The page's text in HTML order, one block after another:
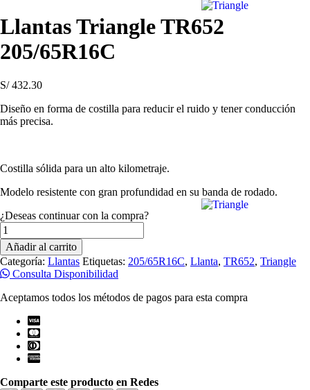
Llantas Triangle TR652
205/65R16C
S/432.30
Diseño en forma de costilla para reducir el ruido y tener conducción
más precisa.
Costilla sólida para un alto kilometraje.
Modelo resistente con gran profundidad en su banda de rodado.
¿Deseas continuar con la compra?
Llantas
Triangle
TR652
205/65R16C
cantidad
Añadir al carrito
Categoría: Llantas Etiquetas: 205/65R16C, Llanta, TR652, Triangle
Consulta Disponibilidad
Aceptamos todos los métodos de pagos para esta compra
Comparte este producto en Redes